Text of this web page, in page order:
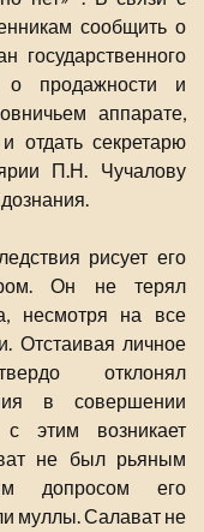
сообщить о
государственного
продажности и
аппарате,
отдать секретарю
П.Н. Чучалову
рисует его
Он не терял
несмотря на все
Отстаивая личное
отклонял
в совершении
этим возникает
не был рьяным
допросом его
муллы. Салават не